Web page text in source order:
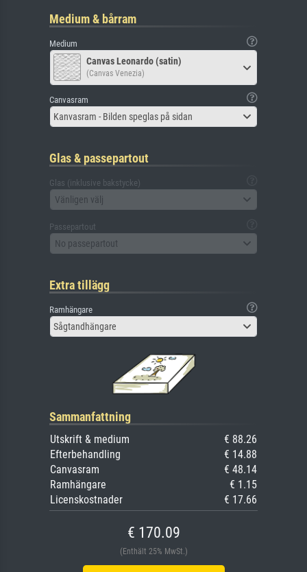
Medium & bårram
Medium
Canvas Leonardo (satin)
(Canvas Venezia)
Canvasram
Kanvasram - Bilden speglas på sidan
Glas & passepartout
Glas (inklusive bakstycke)
Vänligen välj
Passepartout
No passepartout
Extra tillägg
Ramhängare
Sågtandhängare
Sammanfattning
Utskrift & medium
€ 88.26
Efterbehandling
€ 14.88
Canvasram
€ 48.14
Ramhängare
€ 1.15
Licenskostnader
€ 17.66
€ 170.09
(Enthält 25% MwSt.)